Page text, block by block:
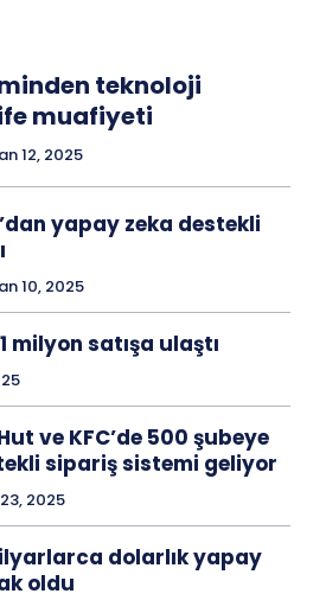
teknoloji
muafiyeti
12, 2025
yapay zeka destekli
10, 2025
milyon satışa ulaştı
ve KFC’de 500 şubeye
sipariş sistemi geliyor
2025
dolarlık yapay
oldu